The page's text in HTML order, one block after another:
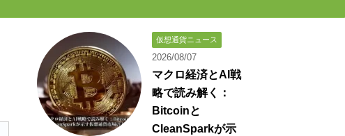
仮想通貨ニュース
2026/08/07
マクロ経済とAI戦
略で読み解く：
Bitcoinと
CleanSparkが示